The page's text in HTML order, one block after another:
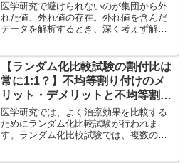
医学研究で避けられないのが集団から外
れた値、外れ値の存在。外れ値を含んだ
データを解析するとき、深く考えず解析
を変える必要があります。この記事では
外れ値の検出方法と解析方法を解説して
います！
【ランダム化比較試験の割付比は
常に1:1？】不均等割り付けのメ
リット・デメリットと不均等割付
が正当化される状況を解説！
医学研究では、よく治療効果を比較する
ためにランダム化比較試験が行われま
す。ランダム化比較試験では、複数の治